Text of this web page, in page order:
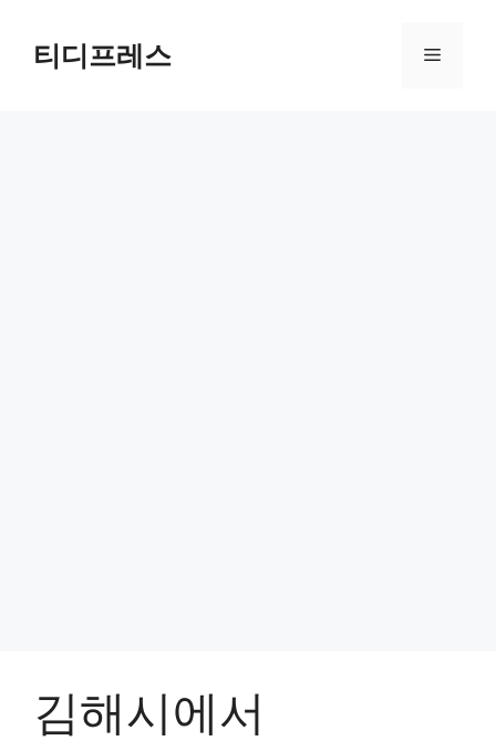
티디프레스 메
김해시에서